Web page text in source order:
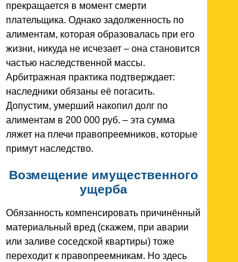
прекращается в момент смерти
плательщика. Однако задолженность по
алиментам, которая образовалась при его
жизни, никуда не исчезает – она становится
частью наследственной массы.
Арбитражная практика подтверждает:
наследники обязаны её погасить.
Допустим, умерший накопил долг по
алиментам в 200 000 руб. – эта сумма
ляжет на плечи правопреемников, которые
примут наследство.
Возмещение имущественного
ущерба
Обязанность компенсировать причинённый
материальный вред (скажем, при аварии
или заливе соседской квартиры) тоже
переходит к правопреемникам. Но здесь